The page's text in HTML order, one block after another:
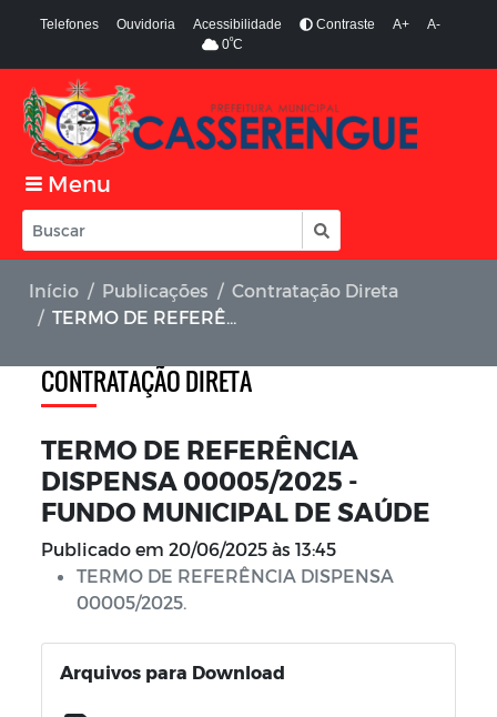
Telefones Ouvidoria Acessibilidade Contraste A+
A-
0ºC
Menu
Início Publicações
Contratação Direta
TERMO DE REFERÊNCIA DISPENSA 00005/2025 - FUNDO MUNICIPAL DE SAÚDE
CONTRATAÇÃO DIRETA
TERMO DE REFERÊNCIA
DISPENSA 00005/2025 -
FUNDO MUNICIPAL DE SAÚDE
Publicado em 20/06/2025 às 13:45
TERMO DE REFERÊNCIA DISPENSA
00005/2025.
Arquivos para Download